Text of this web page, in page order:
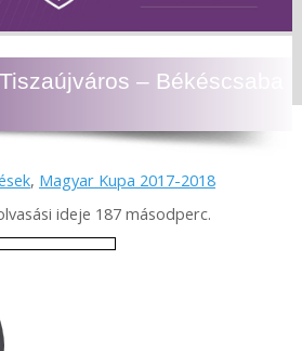
– Békéscsaba
, Magyar Kupa 2017-2018
ideje 187 másodperc.